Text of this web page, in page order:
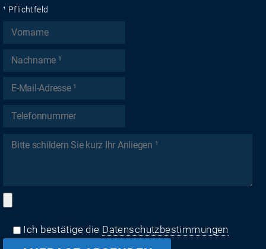
¹ Pflichtfeld
Ich bestätige die Datenschutzbestimmungen.